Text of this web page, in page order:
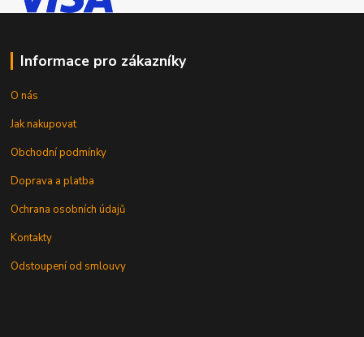
Informace pro zákazníky
O nás
Jak nakupovat
Obchodní podmínky
Doprava a platba
Ochrana osobních údajů
Kontakty
Odstoupení od smlouvy